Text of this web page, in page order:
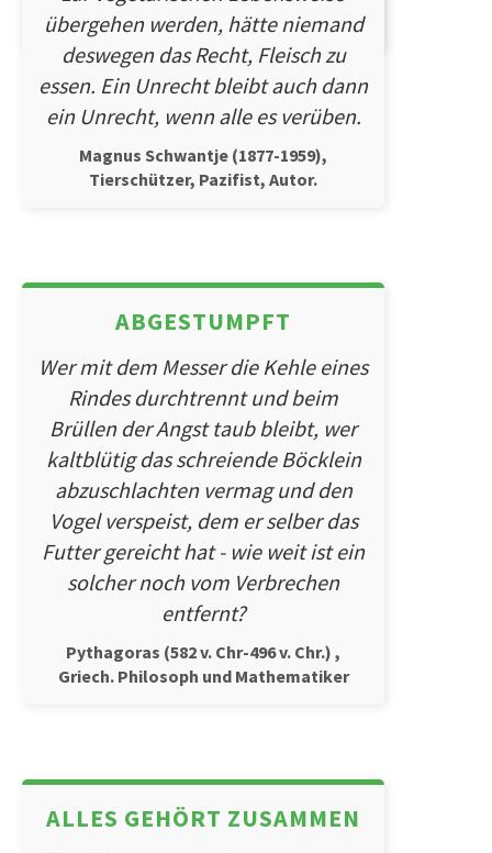
übergehen werden, hätte niemand
deswegen das Recht, Fleisch zu
essen. Ein Unrecht bleibt auch dann
ein Unrecht, wenn alle es verüben.
Magnus Schwantje (1877-1959),
Tierschützer, Pazifist, Autor.
ABGESTUMPFT
Wer mit dem Messer die Kehle eines
Rindes durchtrennt und beim
Brüllen der Angst taub bleibt, wer
kaltblütig das schreiende Böcklein
abzuschlachten vermag und den
Vogel verspeist, dem er selber das
Futter gereicht hat - wie weit ist ein
solcher noch vom Verbrechen
entfernt?
Pythagoras (582 v. Chr-496 v. Chr.) ,
Griech. Philosoph und Mathematiker
ALLES GEHÖRT ZUSAMMEN